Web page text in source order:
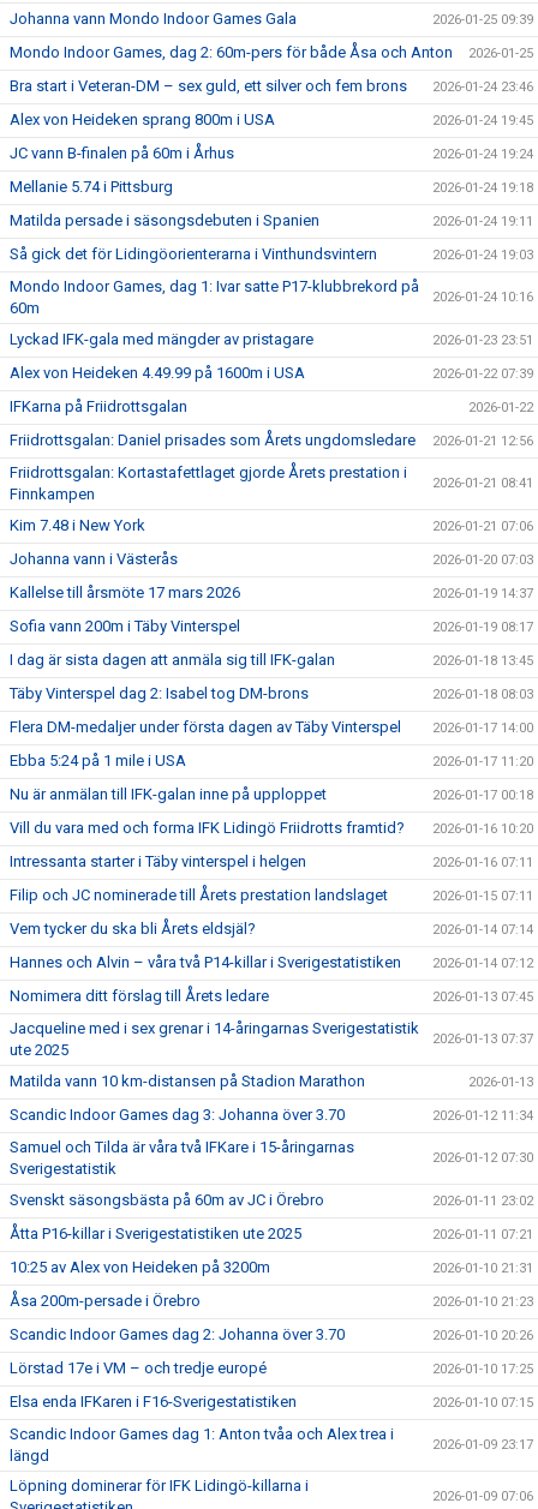
Johanna vann Mondo Indoor Games Gala 2026-01-25 09:39
Mondo Indoor Games, dag 2: 60m-pers för både Åsa och Anton 2026-01-25
Bra start i Veteran-DM – sex guld, ett silver och fem brons 2026-01-24 23:46
Alex von Heideken sprang 800m i USA 2026-01-24 19:45
JC vann B-finalen på 60m i Århus 2026-01-24 19:24
Mellanie 5.74 i Pittsburg 2026-01-24 19:18
Matilda persade i säsongsdebuten i Spanien 2026-01-24 19:11
Så gick det för Lidingöorienterarna i Vinthundsvintern 2026-01-24 19:03
Mondo Indoor Games, dag 1: Ivar satte P17-klubbrekord på
60m
2026-01-24 10:16
Lyckad IFK-gala med mängder av pristagare 2026-01-23 23:51
Alex von Heideken 4.49.99 på 1600m i USA 2026-01-22 07:39
IFKarna på Friidrottsgalan 2026-01-22
Friidrottsgalan: Daniel prisades som Årets ungdomsledare 2026-01-21 12:56
Friidrottsgalan: Kortastafettlaget gjorde Årets prestation i
Finnkampen
2026-01-21 08:41
Kim 7.48 i New York 2026-01-21 07:06
Johanna vann i Västerås 2026-01-20 07:03
Kallelse till årsmöte 17 mars 2026 2026-01-19 14:37
Sofia vann 200m i Täby Vinterspel 2026-01-19 08:17
I dag är sista dagen att anmäla sig till IFK-galan 2026-01-18 13:45
Täby Vinterspel dag 2: Isabel tog DM-brons 2026-01-18 08:03
Flera DM-medaljer under första dagen av Täby Vinterspel 2026-01-17 14:00
Ebba 5:24 på 1 mile i USA 2026-01-17 11:20
Nu är anmälan till IFK-galan inne på upploppet 2026-01-17 00:18
Vill du vara med och forma IFK Lidingö Friidrotts framtid? 2026-01-16 10:20
Intressanta starter i Täby vinterspel i helgen 2026-01-16 07:11
Filip och JC nominerade till Årets prestation landslaget 2026-01-15 07:11
Vem tycker du ska bli Årets eldsjäl? 2026-01-14 07:14
Hannes och Alvin – våra två P14-killar i Sverigestatistiken 2026-01-14 07:12
Nomimera ditt förslag till Årets ledare 2026-01-13 07:45
Jacqueline med i sex grenar i 14-åringarnas Sverigestatistik
ute 2025
2026-01-13 07:37
Matilda vann 10 km-distansen på Stadion Marathon 2026-01-13
Scandic Indoor Games dag 3: Johanna över 3.70 2026-01-12 11:34
Samuel och Tilda är våra två IFKare i 15-åringarnas
Sverigestatistik
2026-01-12 07:30
Svenskt säsongsbästa på 60m av JC i Örebro 2026-01-11 23:02
Åtta P16-killar i Sverigestatistiken ute 2025 2026-01-11 07:21
10:25 av Alex von Heideken på 3200m 2026-01-10 21:31
Åsa 200m-persade i Örebro 2026-01-10 21:23
Scandic Indoor Games dag 2: Johanna över 3.70 2026-01-10 20:26
Lörstad 17e i VM – och tredje europé 2026-01-10 17:25
Elsa enda IFKaren i F16-Sverigestatistiken 2026-01-10 07:15
Scandic Indoor Games dag 1: Anton tvåa och Alex trea i
längd
2026-01-09 23:17
Löpning dominerar för IFK Lidingö-killarna i
2026-01-09 07:06